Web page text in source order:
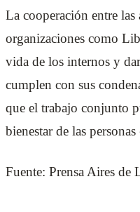
La cooperación entre las
organizaciones como
vida de los internos y
cumplen con sus
que el trabajo conjunto
bienestar de las
Fuente: Prensa Aires de